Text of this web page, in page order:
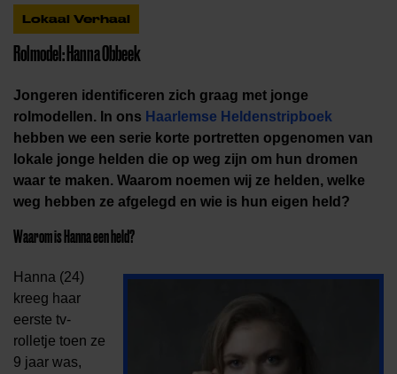
Lokaal Verhaal
Rolmodel: Hanna Obbeek
Jongeren identificeren zich graag met jonge
rolmodellen. In ons Haarlemse Heldenstripboek
hebben we een serie korte portretten opgenomen van
lokale jonge helden die op weg zijn om hun dromen
waar te maken. Waarom noemen wij ze helden, welke
weg hebben ze afgelegd en wie is hun eigen held?
Waarom is Hanna een held?
Hanna (24)
kreeg haar
eerste tv-
rolletje toen ze
9 jaar was,